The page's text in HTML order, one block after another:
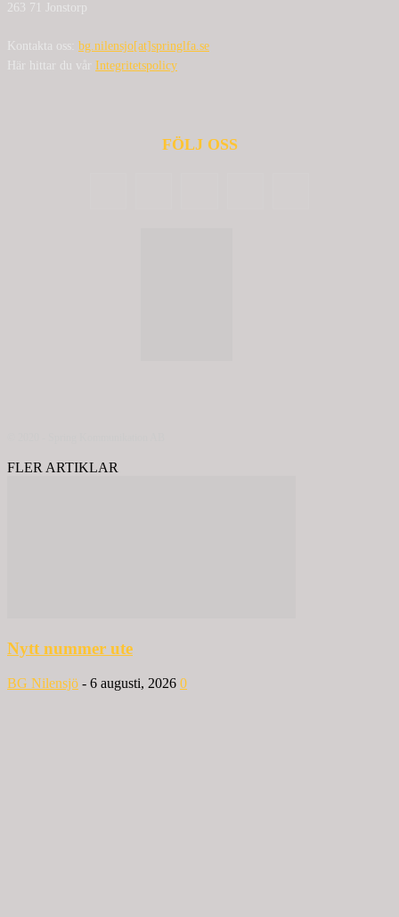
263 71 Jonstorp
Kontakta oss: bg.nilensjo[at]springlfa.se
Här hittar du vår Integritetspolicy
FÖLJ OSS
FLER ARTIKLAR
Nytt nummer ute
BG Nilensjö - 6 augusti, 2026 0